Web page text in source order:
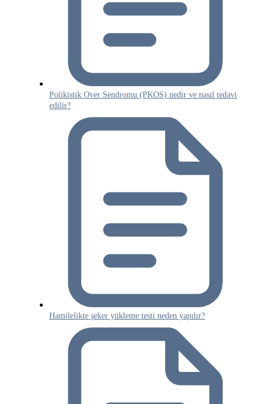
Polikistik Over Sendromu (PKOS) nedir ve nasıl tedavi
edilir?
Hamilelikte şeker yükleme testi neden yapılır?